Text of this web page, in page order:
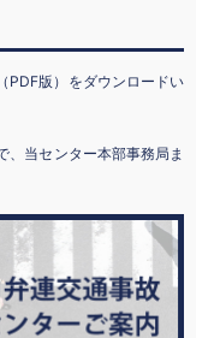
PDF版）をダウンロードい
、当センター本部事務局ま